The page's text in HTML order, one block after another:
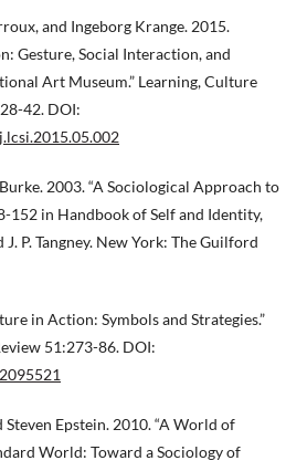
and Ingeborg Krange. 2015.
Gesture, Social Interaction, and
Art Museum.” Learning, Culture
42. DOI:
2003. “A Sociological Approach to
152 in Handbook of Self and Identity,
P. Tangney. New York: The Guilford
in Action: Symbols and Strategies.”
51:273-86. DOI:
Epstein. 2010. “A World of
World: Toward a Sociology of